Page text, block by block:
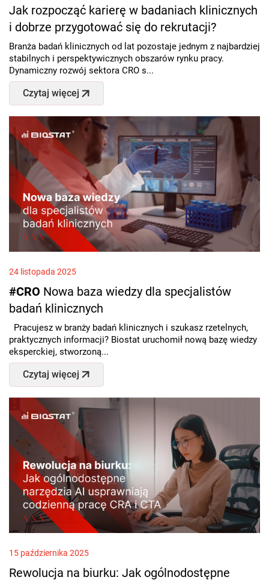
Jak rozpocząć karierę w badaniach klinicznych
i dobrze przygotować się do rekrutacji?
Branża badań klinicznych od lat pozostaje jednym z najbardziej
stabilnych i perspektywicznych obszarów rynku pracy.
Dynamiczny rozwój sektora CRO s...
Czytaj więcej
24 listopada 2025
#CRO Nowa baza wiedzy dla specjalistów
badań klinicznych
Pracujesz w branży badań klinicznych i szukasz rzetelnych,
praktycznych informacji? Biostat uruchomił nową bazę wiedzy
eksperckiej, stworzoną...
Czytaj więcej
15 października 2025
Rewolucja na biurku: Jak ogólnodostępne